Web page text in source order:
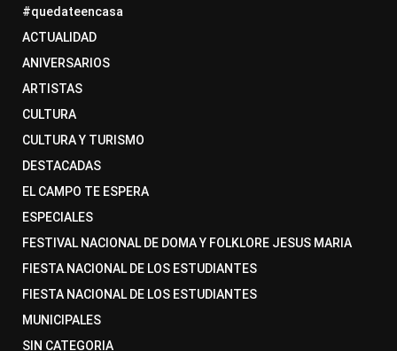
#quedateencasa
ACTUALIDAD
ANIVERSARIOS
ARTISTAS
CULTURA
CULTURA Y TURISMO
DESTACADAS
EL CAMPO TE ESPERA
ESPECIALES
FESTIVAL NACIONAL DE DOMA Y FOLKLORE JESUS MARIA
FIESTA NACIONAL DE LOS ESTUDIANTES
FIESTA NACIONAL DE LOS ESTUDIANTES
MUNICIPALES
SIN CATEGORIA